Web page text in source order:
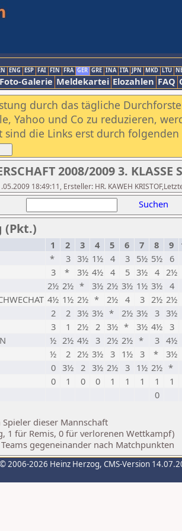
ENG ESP FAI FIN FRA GER GRE INA ITA JPN MKD LTU
Foto-Galerie Meldekartei Elozahlen FAQ
durch das tägliche
Yahoo und Co zu reduzieren,
sind die Links erst durch
2008/2009 3. KLASSE
18:49:11, Ersteller: HR. KAWEH
Suchen
(Pkt.)
1 2 3 4 5 6 7 8 9
* 3 3½ 1½ 4 3 5½ 5½ 6
3 * 3½ 4½ 4 5 3½ 4 2½
2½ 2½ * 3½ 2½ 3½ 1½ 3½ 4
4½ 1½ 2½ * 2½ 4 3 2½ 2½
2 2 3½ 3½ * 2½ 3½ 3 3½
3 1 2½ 2 3½ * 3½ 4½ 3
½ 2½ 4½ 3 2½ 2½ * 3 4½
½ 2 2½ 3½ 3 1½ 3 * 3½
0 3½ 2 3½ 2½ 3 1½ 2½ *
0 1 0 0 1 1 1 1 1
0
dieser Mannschaft
1 für Remis, 0 für verlorenen Wettkampf)
gegeneinander nach Matchpunkten
© 2006-2026 Heinz Herzog, CMS-Version